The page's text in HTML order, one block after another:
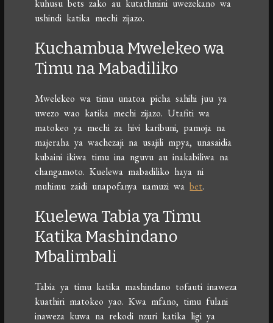
kuhusu bets zako au kutathmini uwezekano wa
ushindi katika mechi zijazo.
Kuchambua Mwelekeo wa
Timu na Mabadiliko
Mwelekeo wa timu unatoa picha sahihi juu ya
uwezo wao katika mechi zijazo. Utafiti wa
matokeo ya mechi za hivi karibuni, pamoja na
majeraha ya wachezaji na usajili mpya, unasaidia
kubaini ikiwa timu ina nguvu au inakabiliwa na
changamoto. Kuelewa mabadiliko haya ni
muhimu zaidi unapofanya uamuzi wabet.
Kuelewa Tabia ya Timu
Katika Mashindano
Mbalimbali
Tabia ya timu katika mashindano tofauti inaweza
kuathiri matokeo yao. Kwa mfano, timu fulani
inaweza kuwa na rekodi nzuri katika ligi ya